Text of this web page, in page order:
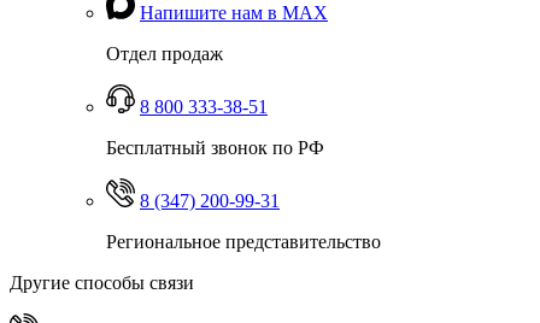
Напишите нам в MAX
Отдел продаж
8 800 333-38-51
Бесплатный звонок по РФ
8 (347) 200-99-31
Региональное представительство
Другие способы связи